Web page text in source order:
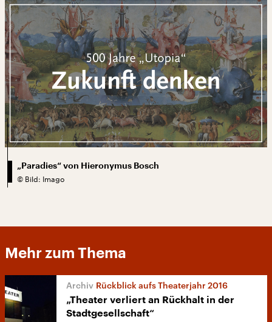
„Paradies“ von Hieronymus Bosch
© Bild: Imago
Mehr zum Thema
Rückblick aufs Theaterjahr 2016
„Theater verliert an Rückhalt in der
Stadtgesellschaft“